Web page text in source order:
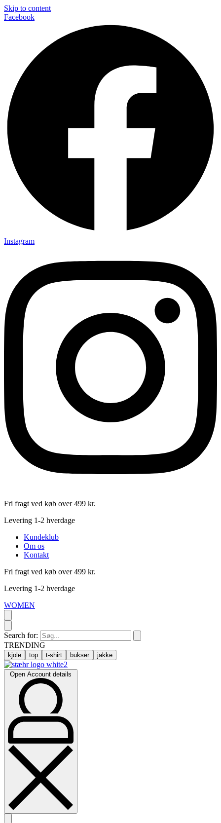
Skip to content
Facebook
Instagram
Fri fragt ved køb over 499 kr.
Levering 1-2 hverdage
Kundeklub
Om os
Kontakt
Fri fragt ved køb over 499 kr.
Levering 1-2 hverdage
WOMEN
Search for:
TRENDING
kjole top t-shirt bukser jakke
Open Account details